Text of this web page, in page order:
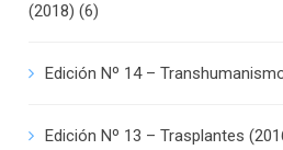
(2018) (6)
Edición Nº 14 –
Edición Nº 13 – Trasplantes